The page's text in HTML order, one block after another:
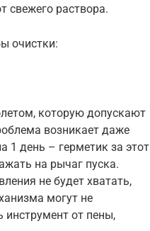
свежего раствора.
очистки:
которую допускают
возникает даже
1 день – герметик за этот
на рычаг пуска.
не будет хватать,
могут не
инструмент от пены,